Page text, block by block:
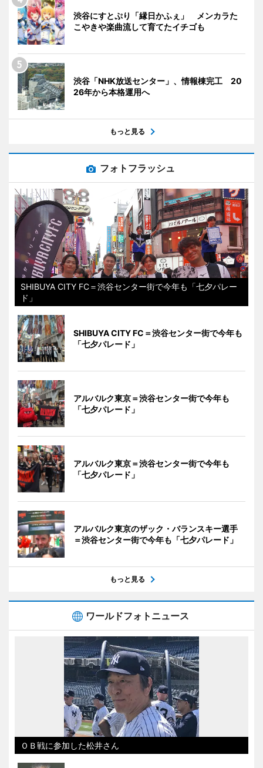
渋谷にすとぷり「縁日かふぇ」 メンカラた
こやきや楽曲流して育てたイチゴも
渋谷「NHK放送センター」、情報棟完工 20
26年から本格運用へ
もっと見る
フォトフラッシュ
SHIBUYA CITY FC＝渋谷センター街で今年も「七夕パレー
ド」
SHIBUYA CITY FC＝渋谷センター街で今年も
「七夕パレード」
アルバルク東京＝渋谷センター街で今年も
「七夕パレード」
アルバルク東京＝渋谷センター街で今年も
「七夕パレード」
アルバルク東京のザック・バランスキー選手
＝渋谷センター街で今年も「七夕パレード」
もっと見る
ワールドフォトニュース
ＯＢ戦に参加した松井さん